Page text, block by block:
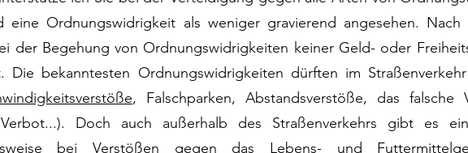
eine Ordnungswidrigkeit als weniger gravierend angesehen. Nach
der Begehung von Ordnungswidrigkeiten keiner Geld- oder
Die bekanntesten Ordnungswidrigkeiten dürften im
, Falschparken, Abstandsverstöße, das falsche
Doch auch außerhalb des Straßenverkehrs gibt es
bei Verstößen gegen das Lebens- und